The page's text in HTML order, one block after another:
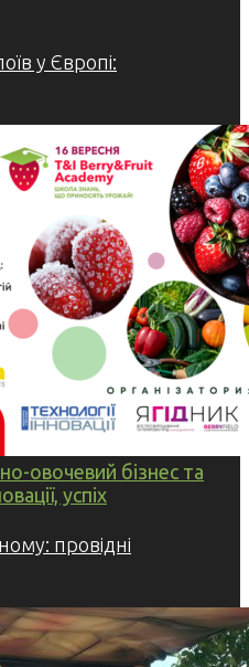
у Європі:
овочевий бізнес та
успіх
провідні